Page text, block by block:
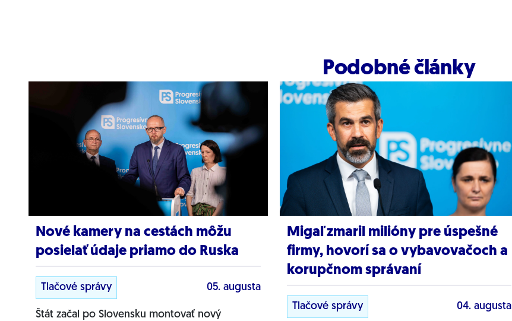
Podobné články
Nové kamery na cestách môžu
posielať údaje priamo do Ruska
Tlačové správy 05. augusta
Štát začal po Slovensku montovať nový
Migaľ zmaril milióny pre úspešné
firmy, hovorí sa o vybavovačoch a
korupčnom správaní
Tlačové správy 04. augusta